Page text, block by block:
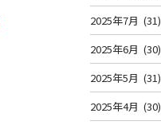
2025年7月 (31)
2025年6月 (30)
2025年5月 (31)
2025年4月 (30)